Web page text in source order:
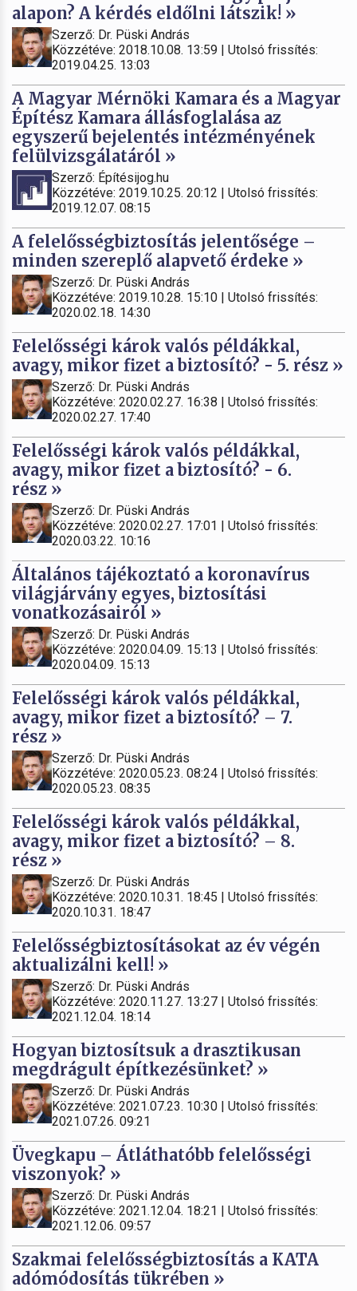
alapon? A kérdés eldőlni látszik! »
Szerző: Dr. Püski András
Közzétéve: 2018.10.08. 13:59 | Utolsó frissítés:
2019.04.25. 13:03
A Magyar Mérnöki Kamara és a Magyar
Építész Kamara állásfoglalása az
egyszerű bejelentés intézményének
felülvizsgálatáról »
Szerző: Építésijog.hu
Közzétéve: 2019.10.25. 20:12 | Utolsó frissítés:
2019.12.07. 08:15
A felelősségbiztosítás jelentősége –
minden szereplő alapvető érdeke »
Szerző: Dr. Püski András
Közzétéve: 2019.10.28. 15:10 | Utolsó frissítés:
2020.02.18. 14:30
Felelősségi károk valós példákkal,
avagy, mikor fizet a biztosító? - 5. rész »
Szerző: Dr. Püski András
Közzétéve: 2020.02.27. 16:38 | Utolsó frissítés:
2020.02.27. 17:40
Felelősségi károk valós példákkal,
avagy, mikor fizet a biztosító? - 6.
rész »
Szerző: Dr. Püski András
Közzétéve: 2020.02.27. 17:01 | Utolsó frissítés:
2020.03.22. 10:16
Általános tájékoztató a koronavírus
világjárvány egyes, biztosítási
vonatkozásairól »
Szerző: Dr. Püski András
Közzétéve: 2020.04.09. 15:13 | Utolsó frissítés:
2020.04.09. 15:13
Felelősségi károk valós példákkal,
avagy, mikor fizet a biztosító? – 7.
rész »
Szerző: Dr. Püski András
Közzétéve: 2020.05.23. 08:24 | Utolsó frissítés:
2020.05.23. 08:35
Felelősségi károk valós példákkal,
avagy, mikor fizet a biztosító? – 8.
rész »
Szerző: Dr. Püski András
Közzétéve: 2020.10.31. 18:45 | Utolsó frissítés:
2020.10.31. 18:47
Felelősségbiztosításokat az év végén
aktualizálni kell! »
Szerző: Dr. Püski András
Közzétéve: 2020.11.27. 13:27 | Utolsó frissítés:
2021.12.04. 18:14
Hogyan biztosítsuk a drasztikusan
megdrágult építkezésünket? »
Szerző: Dr. Püski András
Közzétéve: 2021.07.23. 10:30 | Utolsó frissítés:
2021.07.26. 09:21
Üvegkapu – Átláthatóbb felelősségi
viszonyok? »
Szerző: Dr. Püski András
Közzétéve: 2021.12.04. 18:21 | Utolsó frissítés:
2021.12.06. 09:57
Szakmai felelősségbiztosítás a KATA
adómódosítás tükrében »